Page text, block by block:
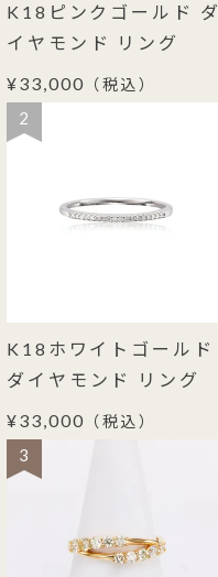
K18ピンクゴールド ダ
イヤモンド リング
¥33,000 （税込）
2
K18ホワイトゴールド
ダイヤモンド リング
¥33,000 （税込）
3